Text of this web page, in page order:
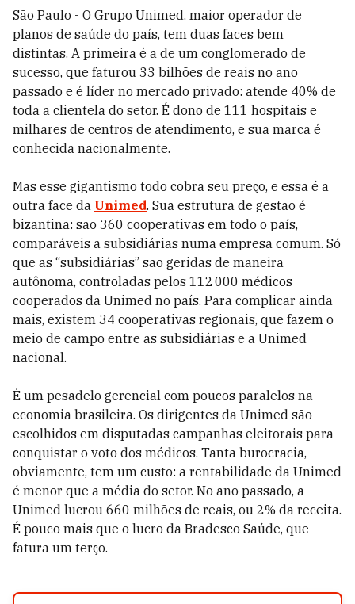
São Paulo - O Grupo Unimed, maior operador de
planos de saúde do país, tem duas faces bem
distintas. A primeira é a de um conglomerado de
sucesso, que faturou 33 bilhões de reais no ano
passado e é líder no mercado privado: atende 40% de
toda a clientela do setor. É dono de 111 hospitais e
milhares de centros de atendimento, e sua marca é
conhecida nacionalmente.
Mas esse gigantismo todo cobra seu preço, e essa é a
outra face da Unimed. Sua estrutura de gestão é
bizantina: são 360 cooperativas em todo o país,
comparáveis a subsidiárias numa empresa comum. Só
que as “subsidiárias” são geridas de maneira
autônoma, controladas pelos 112 000 médicos
cooperados da Unimed no país. Para complicar ainda
mais, existem 34 cooperativas regionais, que fazem o
meio de campo entre as subsidiárias e a Unimed
nacional.
É um pesadelo gerencial com poucos paralelos na
economia brasileira. Os dirigentes da Unimed são
escolhidos em disputadas campanhas eleitorais para
conquistar o voto dos médicos. Tanta burocracia,
obviamente, tem um custo: a rentabilidade da Unimed
é menor que a média do setor. No ano passado, a
Unimed lucrou 660 milhões de reais, ou 2% da receita.
É pouco mais que o lucro da Bradesco Saúde, que
fatura um terço.